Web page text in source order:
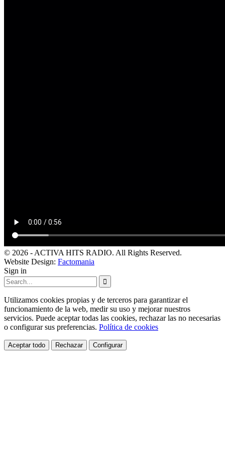
© 2026 - ACTIVA HITS RADIO. All Rights Reserved.
Website Design: Factomania
Sign in
Utilizamos cookies propias y de terceros para garantizar el
funcionamiento de la web, medir su uso y mejorar nuestros
servicios. Puede aceptar todas las cookies, rechazar las no necesarias
o configurar sus preferencias. Política de cookies
Aceptar todo Rechazar Configurar